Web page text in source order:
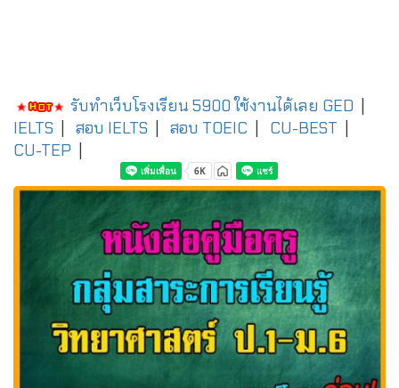
รับทำเว็บโรงเรียน 5900 ใช้งานได้เลย GED
IELTS
สอบ IELTS สอบ TOEIC CU-BEST
CU-TEP